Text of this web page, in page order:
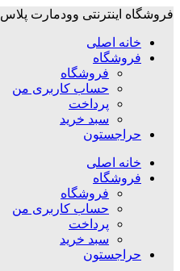
فروشگاه اینترنتی وودمارت پلاس
خانه اصلی
فروشگاه
فروشگاه
حساب کاربری من
پرداخت
سبد خرید
حراجستون
خانه اصلی
فروشگاه
فروشگاه
حساب کاربری من
پرداخت
سبد خرید
حراجستون